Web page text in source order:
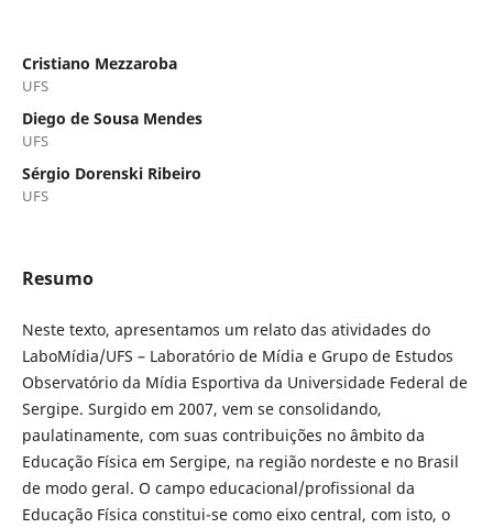
Cristiano Mezzaroba
UFS
Diego de Sousa Mendes
UFS
Sérgio Dorenski Ribeiro
UFS
Resumo
Neste texto, apresentamos um relato das atividades do
LaboMídia/UFS – Laboratório de Mídia e Grupo de Estudos
Observatório da Mídia Esportiva da Universidade Federal de
Sergipe. Surgido em 2007, vem se consolidando,
paulatinamente, com suas contribuições no âmbito da
Educação Física em Sergipe, na região nordeste e no Brasil
de modo geral. O campo educacional/profissional da
Educação Física constitui-se como eixo central, com isto, o